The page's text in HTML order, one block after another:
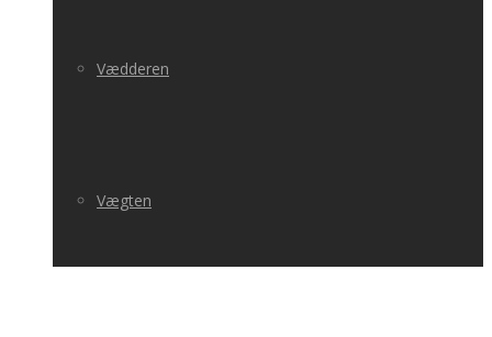
Vædderen
Vægten